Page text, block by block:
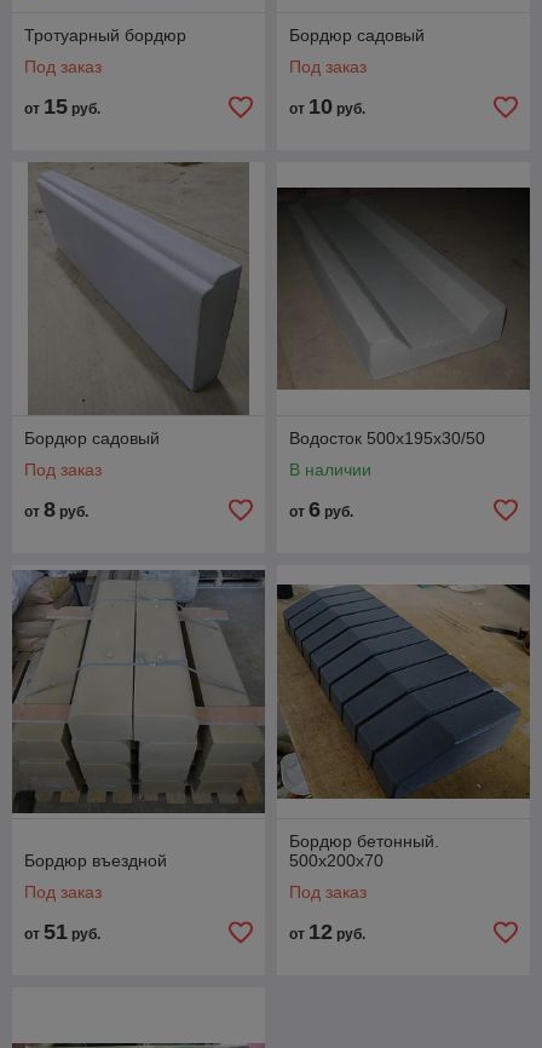
Тротуарный бордюр
Под заказ
от 15 руб.
Бордюр садовый
Под заказ
от 10 руб.
Бордюр садовый
Под заказ
от 8 руб.
Водосток 500х195х30/50
В наличии
от 6 руб.
Бордюр въездной
Под заказ
от 51 руб.
Бордюр бетонный.
500х200х70
Под заказ
от 12 руб.